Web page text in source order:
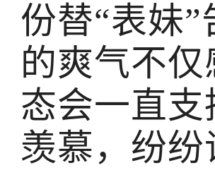
份替“表妹
的爽气不
态会一直
羡慕，纷